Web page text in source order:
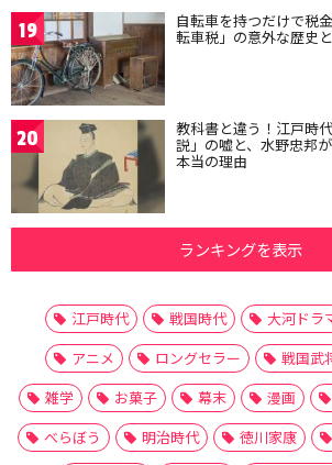
19 自転車を持つだけで税
転車税」の意外な歴史
20 教科書と違う！江戸時
説」の嘘と、水野忠邦
本当の理由
ランキングを表示
江戸時代 戦国時代 大河ドラ
アニメ
ロングセラー 戦国武
雑学
お菓子 幕末 漫画
べらぼう
明治時代 徳川家康